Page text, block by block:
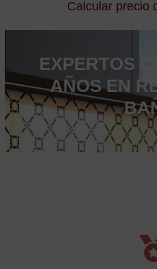
Calcular precio
EXPERTOS
AÑOS EN